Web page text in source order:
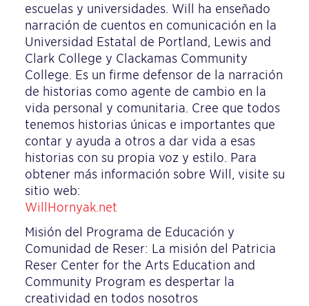
escuelas y universidades. Will ha enseñado
narración de cuentos en comunicación en la
Universidad Estatal de Portland, Lewis and
Clark College y Clackamas Community
College. Es un firme defensor de la narración
de historias como agente de cambio en la
vida personal y comunitaria. Cree que todos
tenemos historias únicas e importantes que
contar y ayuda a otros a dar vida a esas
historias con su propia voz y estilo. Para
obtener más información sobre Will, visite su
sitio web:
WillHornyak.net
Misión del Programa de Educación y
Comunidad de Reser: La misión del Patricia
Reser Center for the Arts Education and
Community Program es despertar la
creatividad en todos nosotros